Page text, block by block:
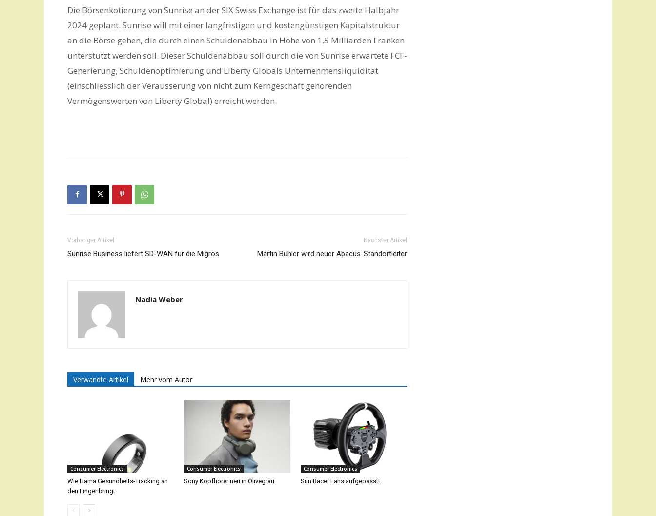
Die Börsenkotierung von Sunrise an der SIX Swiss Exchange ist für das zweite Halbjahr
2024 geplant. Sunrise will mit einer langfristigen und kostengünstigen Kapitalstruktur
an die Börse gehen, die durch einen Schuldenabbau in Höhe von 1,5 Milliarden Franken
unterstützt werden soll. Dieser Schuldenabbau soll durch die von Sunrise erwartete FCF-
Generierung, Schuldenoptimierung und Liberty Globals Unternehmensliquidität
(einschliesslich der Veräusserung von nicht zum Kerngeschäft gehörenden
Vermögenswerten von Liberty Global) erreicht werden.
Vorheriger Artikel
Sunrise Business liefert SD-WAN für die Migros
Nächster Artikel
Martin Bühler wird neuer Abacus-Standortleiter
Nadia Weber
Verwandte Artikel Mehr vom Autor
Consumer Electronics
Wie Hama Gesundheits-Tracking an
den Finger bringt
Consumer Electronics
Sony Kopfhörer neu in Olivegrau
Consumer Electronics
Sim Racer Fans aufgepasst!